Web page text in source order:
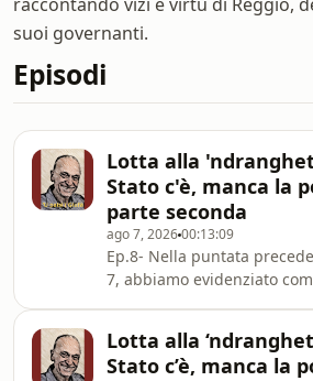
suoi governanti.
Episodi
Lotta alla
Stato c'è, manca la
parte seconda
ago 7, 202600:13:09
Ep.8- Nella puntata
7, abbiamo evidenziato
persistente pressione della
’ndrangheta su Reggio
Lotta alla
Stato c’è, manca la